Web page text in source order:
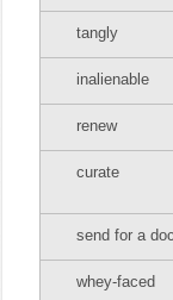
tangly
inalienable
renew
curate
send for a
whey-faced